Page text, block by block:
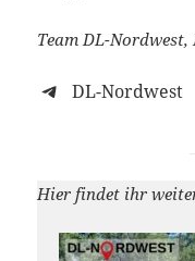
Team DL-Nordwest,
DL-Nordwest
Hier findet ihr